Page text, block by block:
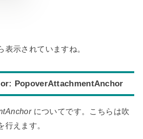
表示されていますね。
PopoverAttachmentAnchor
についてです。こちらは吹
行えます。